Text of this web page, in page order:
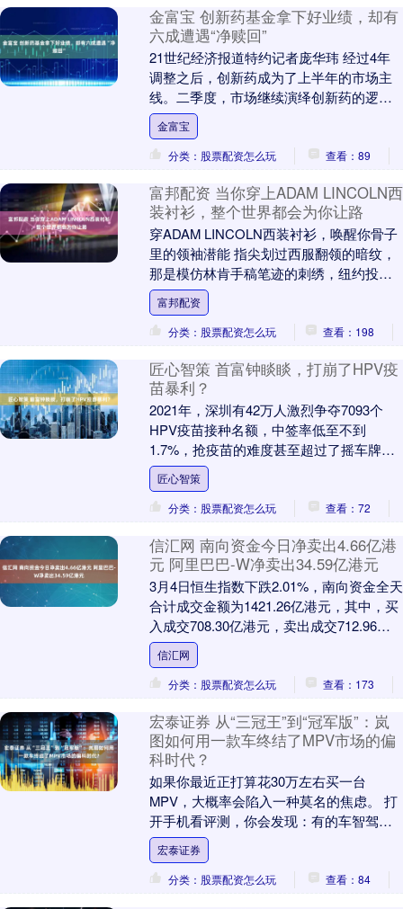
金富宝 创新药基金拿下好业绩，却有
六成遭遇“净赎回”
21世纪经济报道特约记者庞华玮 经过4年
调整之后，创新药成为了上半年的市场主
线。二季度，市场继续演绎创新药的逻
辑，并且超额收益非常明显。 尽管创新药
基金在二季度....
金富宝
分类：股票配资怎么玩
查看：89
富邦配资 当你穿上ADAM LINCOLN西
装衬衫，整个世界都会为你让路
穿ADAM LINCOLN西装衬衫，唤醒你骨子
里的领袖潜能 指尖划过西服翻领的暗纹，
那是模仿林肯手稿笔迹的刺绣，纽约投行
高管在重要谈判前总会做这个动作——这
不是....
富邦配资
分类：股票配资怎么玩
查看：198
匠心智策 首富钟睒睒，打崩了HPV疫
苗暴利？
2021年，深圳有42万人激烈争夺7093个
HPV疫苗接种名额，中签率低至不到
1.7%，抢疫苗的难度甚至超过了摇车牌。
那时，黄牛趁机哄抬价格，加价上千不
说，还得....
匠心智策
分类：股票配资怎么玩
查看：72
信汇网 南向资金今日净卖出4.66亿港
元 阿里巴巴-W净卖出34.59亿港元
3月4日恒生指数下跌2.01%，南向资金全天
合计成交金额为1421.26亿港元，其中，买
入成交708.30亿港元，卖出成交712.96亿
港元，合计净卖出金额4.....
信汇网
分类：股票配资怎么玩
查看：173
宏泰证券 从“三冠王”到“冠军版”：岚
图如何用一款车终结了MPV市场的偏
科时代？
如果你最近正打算花30万左右买一台
MPV，大概率会陷入一种莫名的焦虑。 打
开手机看评测，你会发现：有的车智驾很
牛，但开起来像开船，底盘松散；有的车
沙发很软，但智....
宏泰证券
分类：股票配资怎么玩
查看：84